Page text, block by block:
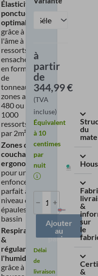
Élasticité
ponctuelle
optimale
grâce à
l'âme à
ressorts
ensachés
en forme
de
tonneau 7
zones avec
480 ou
1000
ressorts
par 2m².
Zones de
couchage
ergonomiques
pour un
enfoncement
parfait au
niveau des
épaules et du
bassin
Respirant
&
régulant
l'humidité
grâce à la
à
partir
de
344,99€
(TVA
incluse)
Équivalent
à 10
centimes
par
nuit
Ajouter
au
panier
Délai
de
livraison
du
&
sur
le
&